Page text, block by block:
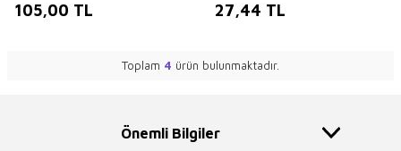
105,00 TL 27,44 TL
Toplam 4 ürün bulunmaktadır.
Önemli Bilgiler